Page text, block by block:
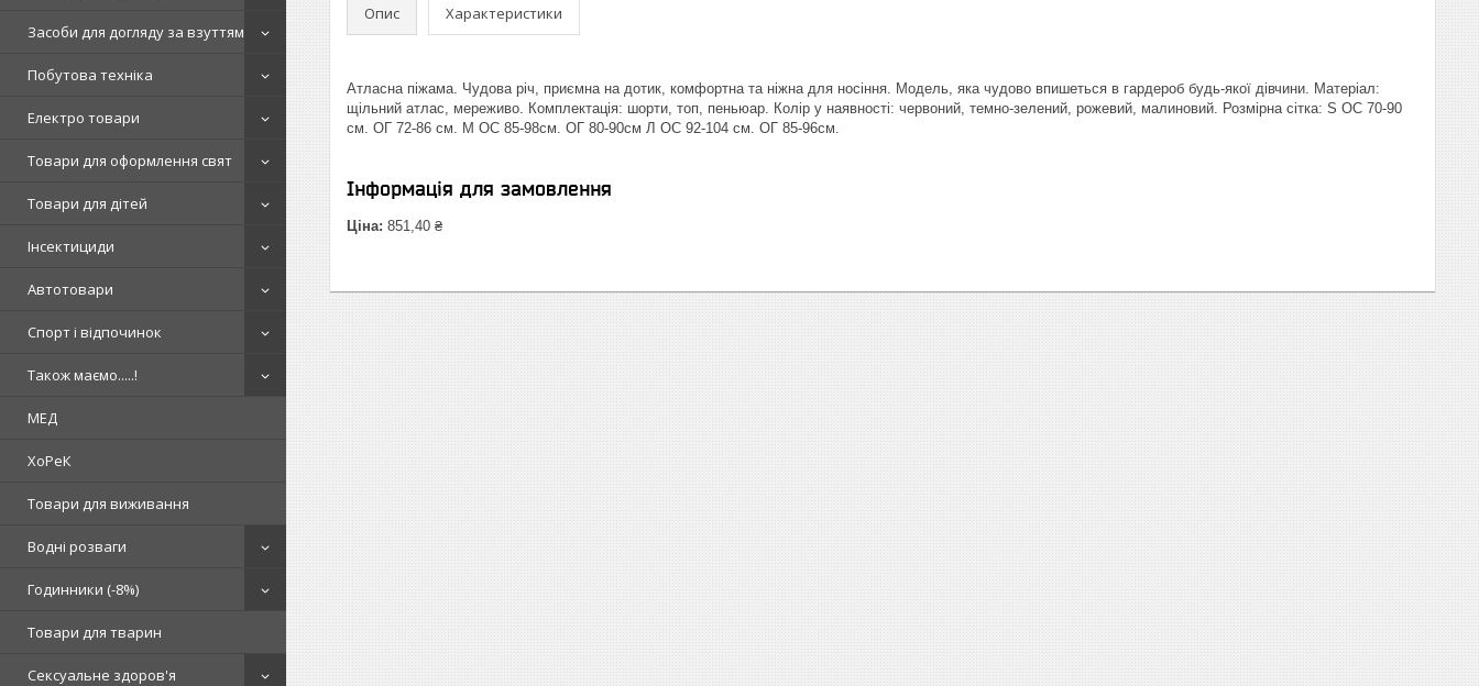
Засоби для догляду за взуттям
Побутова техніка
Електро товари
Товари для оформлення свят
Товари для дітей
Інсектициди
Автотовари
Спорт і відпочинок
Також маємо.....!
МЕД
ХоРеК
Товари для виживання
Водні розваги
Годинники (-8%)
Товари для тварин
Сексуальне здоров'я
Опис Характеристики
Атласна піжама. Чудова річ, приємна на дотик, комфортна та ніжна для носіння. Модель, яка чудово впишеться в гардероб будь-якої дівчини. Матеріал:
щільний атлас, мереживо. Комплектація: шорти, топ, пеньюар. Колір у наявності: червоний, темно-зелений, рожевий, малиновий. Розмірна сітка: S ОС 70-90
см. ОГ 72-86 см. М ОС 85-98см. ОГ 80-90см Л ОС 92-104 см. ОГ 85-96см.
Інформація для замовлення
Ціна: 851,40 ₴